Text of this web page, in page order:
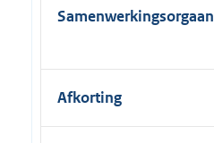
Samenwerkingsorgaan
Afkorting